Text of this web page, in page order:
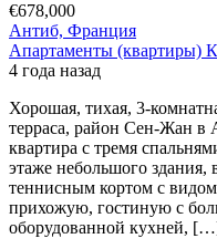
€678,000
Антиб, Франция
Апартаменты (квартиры)
4 года назад
Хорошая, тихая, 3-
терраса, район Сен-Жан в
квартира с тремя
этаже небольшого здания,
теннисным кортом с
прихожую, гостиную с
оборудованной кухней,